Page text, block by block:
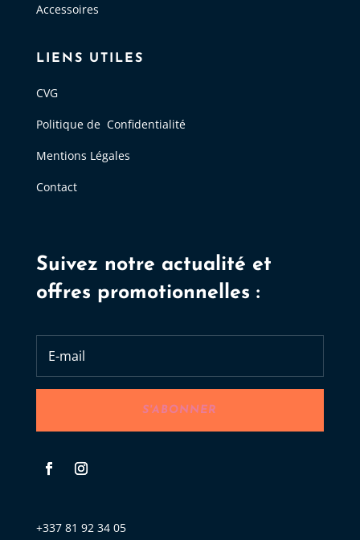
Accessoires
LIENS UTILES
CVG
Politique de Confidentialité
Mentions Légales
Contact
Suivez notre actualité et
offres promotionnelles :
S'ABONNER
+337 81 92 34 05